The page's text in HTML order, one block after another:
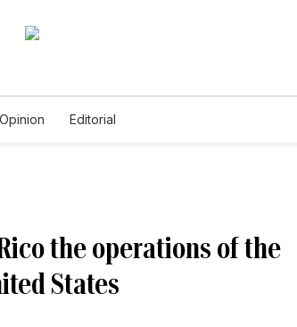
Opinion Editorial
the operations of the
States